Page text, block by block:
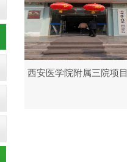
西安医学院附属三院项